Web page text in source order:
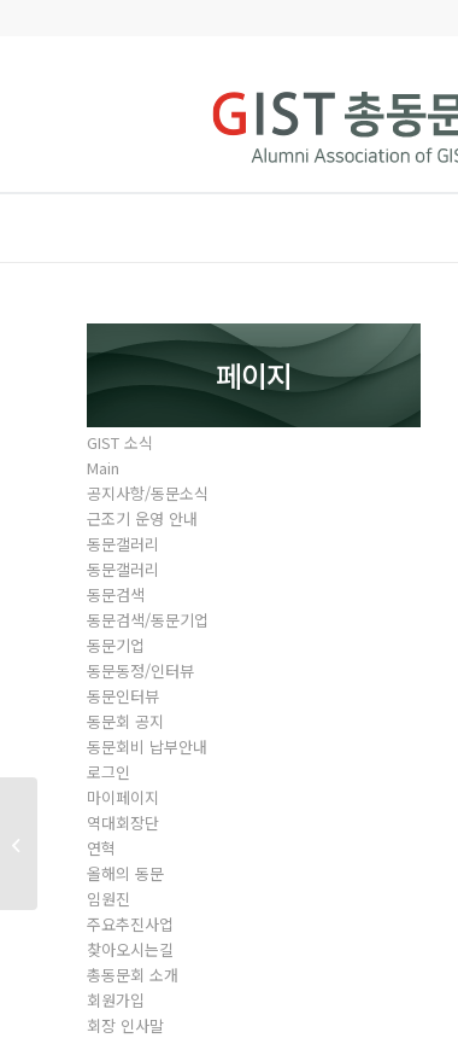
페이지
GIST 소식
Main
공지사항/동문소식
근조기 운영 안내
동문갤러리
동문갤러리
동문검색
동문검색/동문기업
동문기업
동문동정/인터뷰
동문인터뷰
동문회 공지
동문회비 납부안내
로그인
마이페이지
역대회장단
연혁
올해의 동문
임원진
주요추진사업
찾아오시는길
총동문회 소개
회원가입
회장 인사말
동문회원